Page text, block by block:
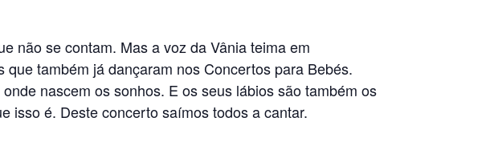
não se contam. Mas a voz da Vânia teima em
também já dançaram nos Concertos para Bebés.
nascem os sonhos. E os seus lábios são também os
isso é. Deste concerto saímos todos a cantar.